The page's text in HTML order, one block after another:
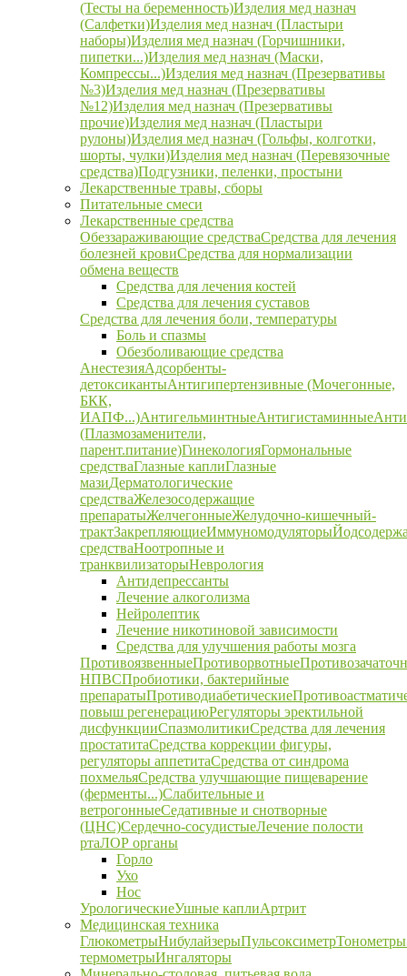
(Тесты на беременность)Изделия мед назнач
(Салфетки)Изделия мед назнач (Пластыри
наборы)Изделия мед назнач (Горчишники,
пипетки...)Изделия мед назнач (Маски,
Компрессы...)Изделия мед назнач (Презервативы
№3)Изделия мед назнач (Презервативы
№12)Изделия мед назнач (Презервативы
прочие)Изделия мед назнач (Пластыри
рулоны)Изделия мед назнач (Гольфы, колготки,
шорты, чулки)Изделия мед назнач (Перевязочные
средства)Подгузники, пеленки, простыни
Лекарственные травы, сборы
Питательные смеси
Лекарственные средства
Обеззараживающие средстваСредства для лечения
болезней кровиСредства для нормализации
обмена веществ
Средства для лечения костей
Средства для лечения суставов
Средства для лечения боли, температуры
Боль и спазмы
Обезболивающие средства
АнестезияАдсорбенты-
детоксикантыАнтигипертензивные (Мочегонные,
БКК,
ИАПФ...)АнтигельминтныеАнтигистаминные
(Плазмозаменители,
парент.питание)ГинекологияГормональные
средстваГлазные каплиГлазные
мазиДерматологические
средстваЖелезосодержащие
препаратыЖелчегонныеЖелудочно-кишечный-
трактЗакрепляющиеИммуномодуляторы
средстваНоотропные и
транквилизаторыНеврология
Антидепрессанты
Лечение алкоголизма
Нейролептик
Лечение никотиновой зависимости
Средства для улучшения работы мозга
ПротивоязвенныеПротиворвотные
НПВСПробиотики, бактерийные
препаратыПротиводиабетические
повыш регенерациюРегуляторы эректильной
дисфункцииСпазмолитикиСредства для лечения
простатитаСредства коррекции фигуры,
регуляторы аппетитаСредства от синдрома
похмельяСредства улучшающие пищеварение
(ферменты...)Слабительные и
ветрогонныеСедативные и снотворные
(ЦНС)Сердечно-сосудистыеЛечение полости
ртаЛОР органы
Горло
Ухо
Нос
УрологическиеУшные каплиАртрит
Медицинская техника
ГлюкометрыНибулайзерыПульсоксиметрТонометры
термометрыИнгаляторы